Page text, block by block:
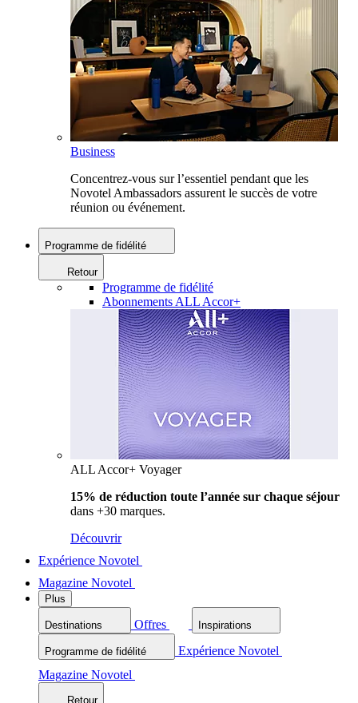
Business
Concentrez-vous sur l’essentiel pendant que les
Novotel Ambassadors assurent le succès de votre
réunion ou événement.
Programme de fidélité
Retour
Programme de fidélité
Abonnements ALL Accor+
ALL Accor+ Voyager
15% de réduction toute l’année sur chaque séjour
dans +30 marques.
Découvrir
Expérience Novotel
Magazine Novotel
Plus
Destinations Offres Inspirations
Programme de fidélité
Expérience Novotel
Magazine Novotel
Retour